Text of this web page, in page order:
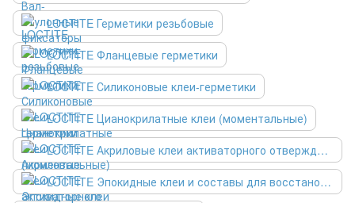
LOCTITE Герметики резьбовые
LOCTITE Фланцевые герметики
LOCTITE Силиконовые клеи-герметики
LOCTITE Цианокрилатные клеи (моментальные)
LOCTITE Акриловые клеи активаторного отверждения
LOCTITE Эпокидные клеи и составы для восстановления поверхности